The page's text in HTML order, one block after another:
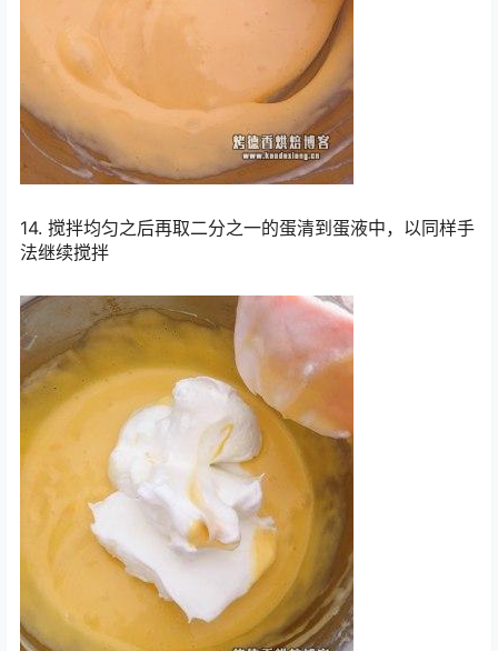
14. 搅拌均匀之后再取二分之一的蛋清到蛋液中，以同样手
法继续搅拌